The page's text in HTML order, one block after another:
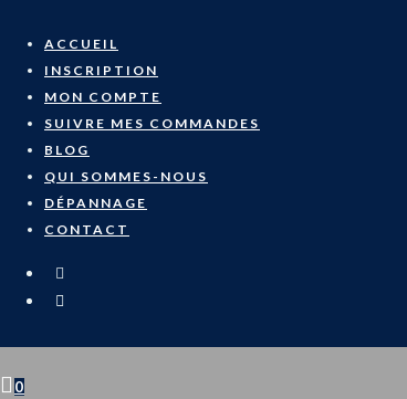
ACCUEIL
INSCRIPTION
MON COMPTE
SUIVRE MES COMMANDES
BLOG
QUI SOMMES-NOUS
DÉPANNAGE
CONTACT
0